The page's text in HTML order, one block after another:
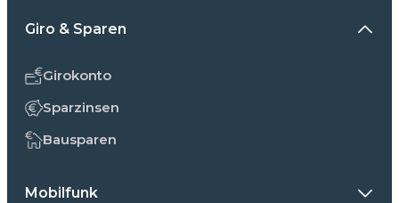
Giro & Sparen
Girokonto
Sparzinsen
Bausparen
Mobilfunk